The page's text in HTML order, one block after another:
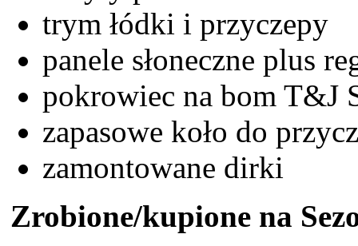
trym łódki i przyczepy
panele słoneczne plus
pokrowiec na bom T&J
zapasowe koło do
zamontowane dirki
Zrobione/kupione na